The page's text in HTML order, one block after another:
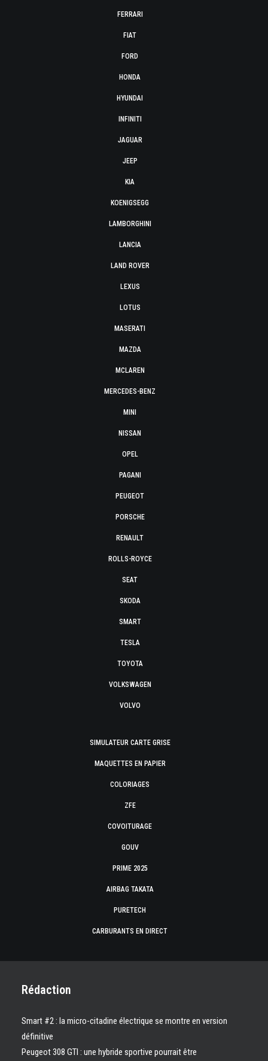
FERRARI
FIAT
FORD
HONDA
HYUNDAI
INFINITI
JAGUAR
JEEP
KIA
KOENIGSEGG
LAMBORGHINI
LANCIA
LAND ROVER
LEXUS
LOTUS
MASERATI
MAZDA
MCLAREN
MERCEDES-BENZ
MINI
NISSAN
OPEL
PAGANI
PEUGEOT
PORSCHE
RENAULT
ROLLS-ROYCE
SEAT
SKODA
SMART
TESLA
TOYOTA
VOLKSWAGEN
VOLVO
SIMULATEUR CARTE GRISE
MAQUETTES EN PAPIER
COLORIAGES
ZFE
COVOITURAGE
GOUV
PRIME 2025
AIRBAG TAKATA
PURETECH
CARBURANTS EN DIRECT
Rédaction
Smart #2 : la micro-citadine électrique se montre en version
définitive
Peugeot 308 GTI : une hybride sportive pourrait être